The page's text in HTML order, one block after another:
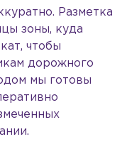
Разметка
зоны, куда
чтобы
дорожного
мы готовы